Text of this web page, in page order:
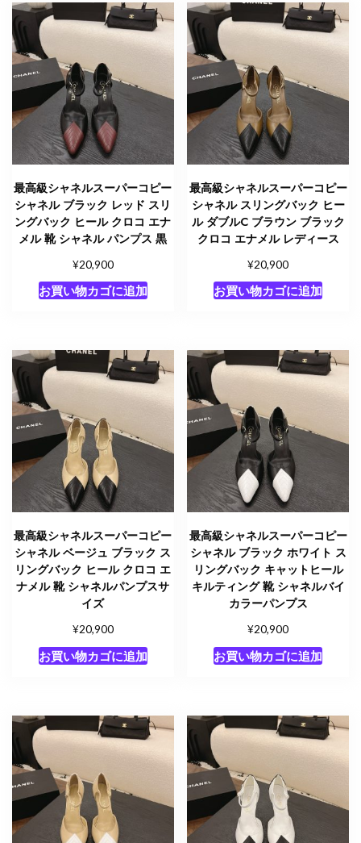
最高級シャネルスーパーコピー
シャネル ブラック レッド スリ
ングバック ヒール クロコ エナ
メル 靴 シャネル パンプス 黒
¥20,900
お買い物カゴに追加
最高級シャネルスーパーコピー
シャネル スリングバック ヒー
ル ダブルC ブラウン ブラック
クロコ エナメル レディース
¥20,900
お買い物カゴに追加
最高級シャネルスーパーコピー
シャネル ベージュ ブラック ス
リングバック ヒール クロコ エ
ナメル 靴 シャネルパンプスサ
イズ
¥20,900
お買い物カゴに追加
最高級シャネルスーパーコピー
シャネル ブラック ホワイト ス
リングバック キャットヒール
キルティング 靴 シャネルバイ
カラーパンプス
¥20,900
お買い物カゴに追加